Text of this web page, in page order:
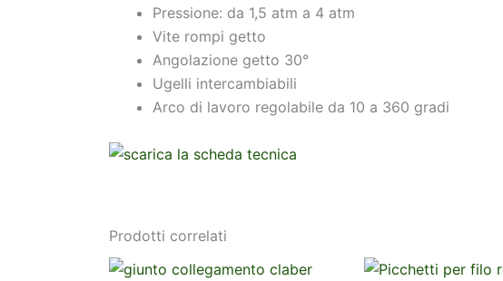
Pressione: da 1,5 atm a 4 atm
Vite rompi getto
Angolazione getto 30°
Ugelli intercambiabili
Arco di lavoro regolabile da 10 a 360 gradi
Prodotti correlati